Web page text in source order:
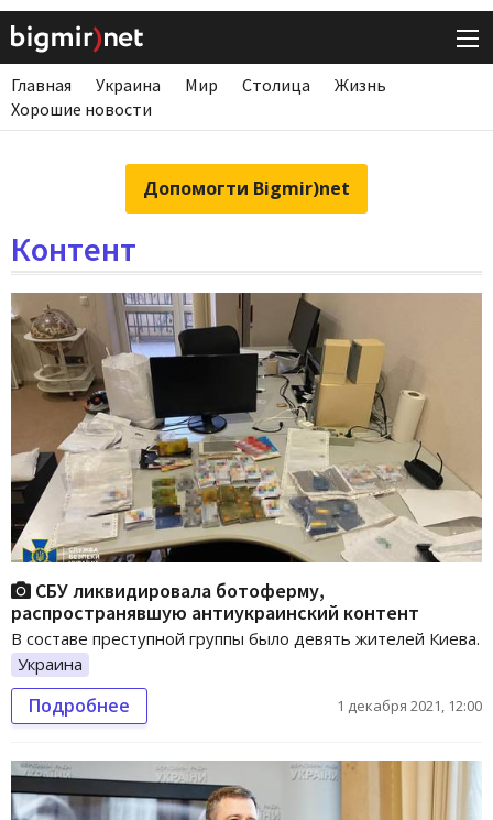
Главная Украина Мир Столица
Жизнь
Хорошие новости
Допомогти Bigmir)net
Контент
СБУ ликвидировала ботоферму,
распространявшую антиукраинский контент
В составе преступной группы было девять жителей Киева.
Украина
Подробнее 1 декабря 2021, 12:00